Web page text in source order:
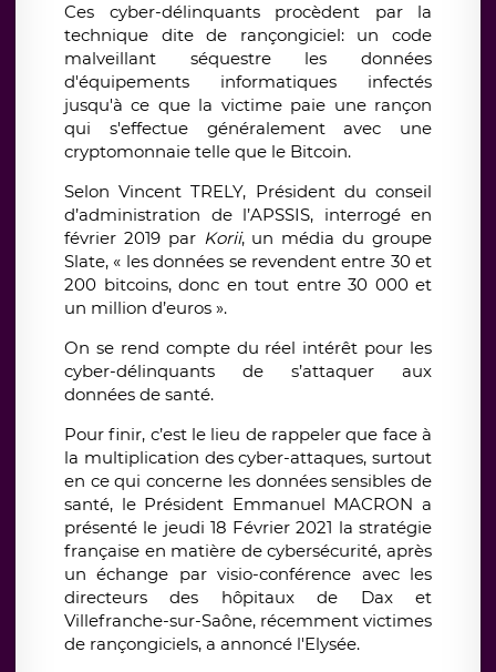
Ces cyber-délinquants procèdent par la
technique dite de rançongiciel: un code
malveillant séquestre les données
d'équipements informatiques infectés
jusqu'à ce que la victime paie une rançon
qui s'effectue généralement avec une
cryptomonnaie telle que le Bitcoin.
Selon Vincent TRELY, Président du conseil
d’administration de l’APSSIS, interrogé en
février 2019 par Korii, un média du groupe
Slate, « les données se revendent entre 30 et
200 bitcoins, donc en tout entre 30 000 et
un million d’euros ».
On se rend compte du réel intérêt pour les
cyber-délinquants de s’attaquer aux
données de santé.
Pour finir, c’est le lieu de rappeler que face à
la multiplication des cyber-attaques, surtout
en ce qui concerne les données sensibles de
santé, le Président Emmanuel MACRON a
présenté le jeudi 18 Février 2021 la stratégie
française en matière de cybersécurité, après
un échange par visio-conférence avec les
directeurs des hôpitaux de Dax et
Villefranche-sur-Saône, récemment victimes
de rançongiciels, a annoncé l'Elysée.